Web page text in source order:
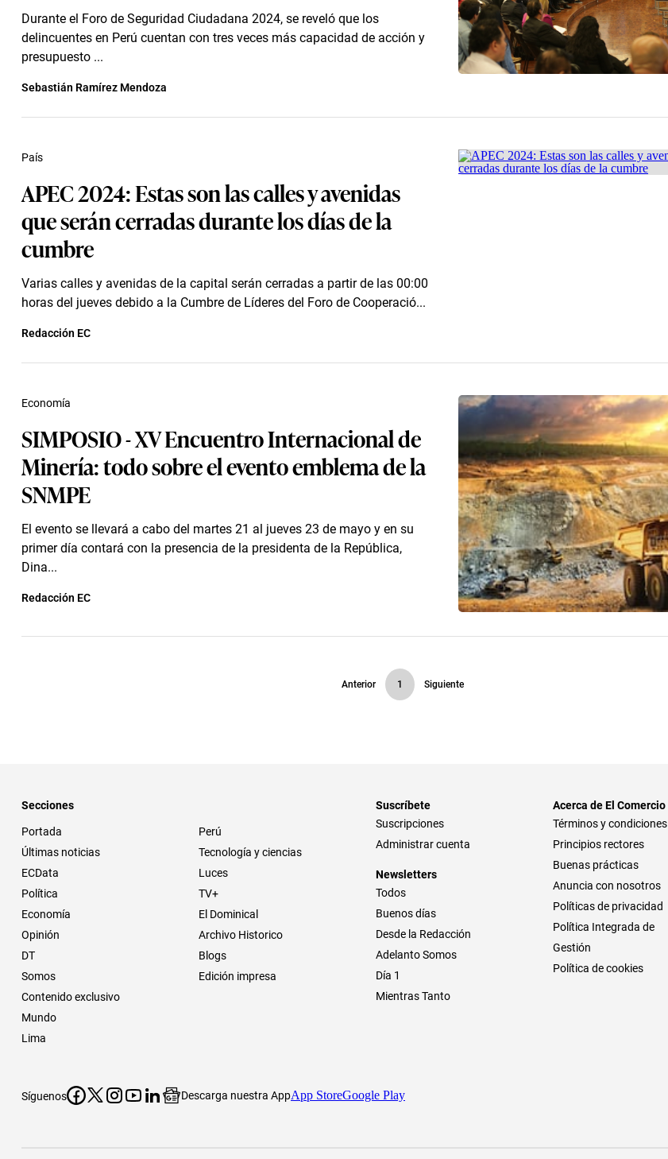
Durante el Foro de Seguridad Ciudadana 2024, se reveló que los
delincuentes en Perú cuentan con tres veces más capacidad de acción y
presupuesto ...
Sebastián Ramírez Mendoza
APEC 2024: Estas son las calles y avenidas
que serán cerradas durante los días de la
cumbre
Varias calles y avenidas de la capital serán cerradas a partir de las 00:00
horas del jueves debido a la Cumbre de Líderes del Foro de Cooperació...
País
Redacción EC
SIMPOSIO - XV Encuentro Internacional de
Minería: todo sobre el evento emblema de la
SNMPE
El evento se llevará a cabo del martes 21 al jueves 23 de mayo y en su
primer día contará con la presencia de la presidenta de la República,
Dina...
Economía
Redacción EC
Anterior 1 Siguiente
Secciones
Portada
Últimas noticias
ECData
Política
Economía
Opinión
DT
Somos
Contenido exclusivo
Mundo
Lima
Perú
Tecnología y ciencias
Luces
TV+
El Dominical
Archivo Historico
Blogs
Edición impresa
Suscríbete
Suscripciones
Administrar cuenta
Newsletters
Todos
Buenos días
Desde la Redacción
Adelanto Somos
Día 1
Mientras Tanto
Acerca de El Comercio
Términos y condiciones
Principios rectores
Buenas prácticas
Anuncia con nosotros
Políticas de privacidad
Política Integrada de
Gestión
Política de cookies
Síguenos Descarga nuestra AppApp StoreGoogle Play